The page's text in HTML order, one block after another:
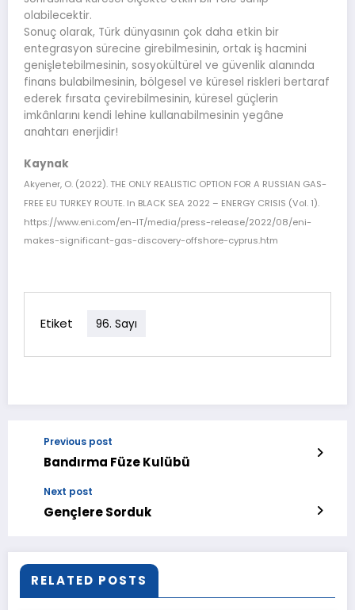
olabilecektir.
Sonuç olarak, Türk dünyasının çok daha etkin bir
entegrasyon sürecine girebilmesinin, ortak iş hacmini
genişletebilmesinin, sosyokültürel ve güvenlik alanında
finans bulabilmesinin, bölgesel ve küresel riskleri bertaraf
ederek fırsata çevirebilmesinin, küresel güçlerin
imkânlarını kendi lehine kullanabilmesinin yegâne
anahtarı enerjidir!
Kaynak
Akyener, O. (2022). THE ONLY REALISTIC OPTION FOR A RUSSIAN GAS-
FREE EU TURKEY ROUTE. In BLACK SEA 2022 – ENERGY CRISIS (Vol. 1).
https://www.eni.com/en-IT/media/press-release/2022/08/eni-
makes-significant-gas-discovery-offshore-cyprus.htm
Etiket 96. Sayı
Previous post
Bandırma Füze Kulübü
Next post
Gençlere Sorduk
RELATED POSTS